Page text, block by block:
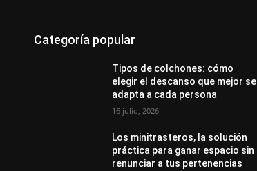
Categoría popular
Tipos de colchones: cómo
elegir el descanso que mejor se
adapta a cada persona
16 julio, 2026
Los minitrasteros, la solución
práctica para ganar espacio sin
renunciar a tus pertenencias